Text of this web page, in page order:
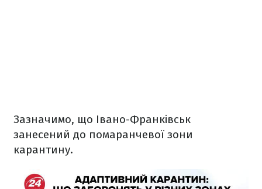
Зазначимо, що Івано-Франківськ
занесений до помаранчевої зони
карантину.